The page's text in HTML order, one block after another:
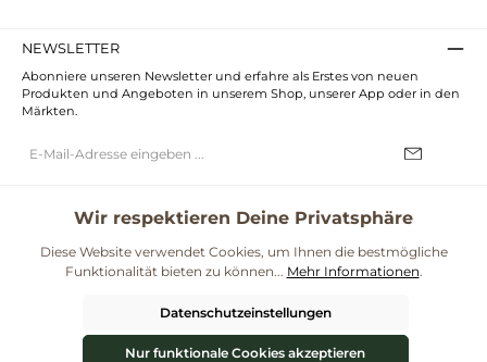
NEWSLETTER
Abonniere unseren Newsletter und erfahre als Erstes von neuen
Produkten und Angeboten in unserem Shop, unserer App oder in den
Märkten.
Mail-
UNSERE COMMUNITIES
Preise inkl. gesetzl. Mehrwertsteuer zzgl.
Versandkosten
Wir respektieren Deine Privatsphäre
Diese Website verwendet Cookies, um Ihnen die bestmögliche
Funktionalität bieten zu können... Mehr Informationen.
Datenschutzeinstellungen
Nur funktionale Cookies akzeptieren